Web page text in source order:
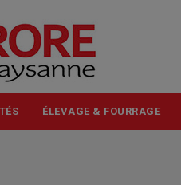
ÉLEVAGE & FOURRAGE